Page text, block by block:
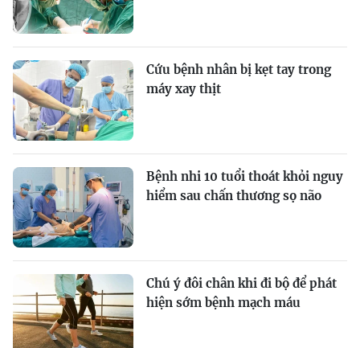
Cứu bệnh nhân bị kẹt tay trong
máy xay thịt
Bệnh nhi 10 tuổi thoát khỏi nguy
hiểm sau chấn thương sọ não
Chú ý đôi chân khi đi bộ để phát
hiện sớm bệnh mạch máu